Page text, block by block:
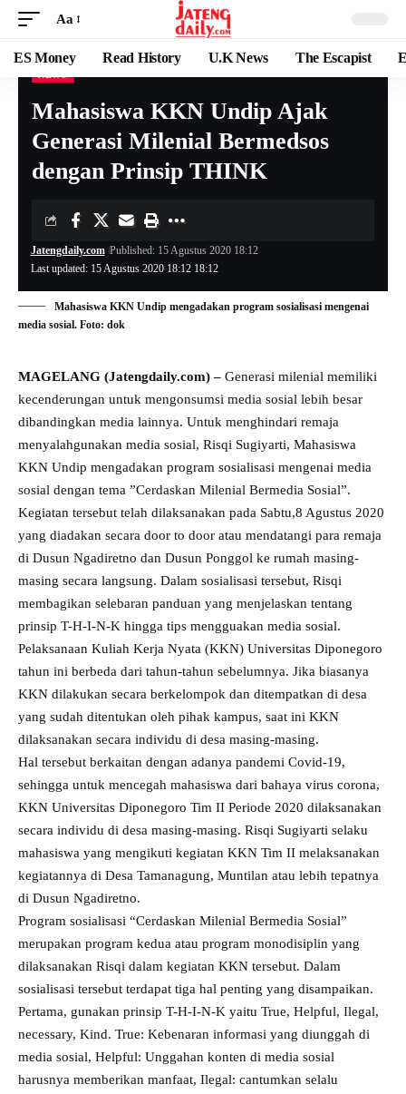
Aa
ES Money Read History U.K News The Escapist
Mahasiswa KKN Undip Ajak
Generasi Milenial Bermedsos
dengan Prinsip THINK
Last updated: 15 Agustus 2020 18:12 18:12
Jatengdaily.com Published: 15 Agustus 2020 18:12
Mahasiswa KKN Undip mengadakan program sosialisasi mengenai
media sosial. Foto: dok
MAGELANG (Jatengdaily.com) – Generasi milenial memiliki
kecenderungan untuk mengonsumsi media sosial lebih besar
dibandingkan media lainnya. Untuk menghindari remaja
menyalahgunakan media sosial, Risqi Sugiyarti, Mahasiswa
KKN Undip mengadakan program sosialisasi mengenai media
sosial dengan tema ”Cerdaskan Milenial Bermedia Sosial”.
Kegiatan tersebut telah dilaksanakan pada Sabtu,8 Agustus 2020
yang diadakan secara door to door atau mendatangi para remaja
di Dusun Ngadiretno dan Dusun Ponggol ke rumah masing-
masing secara langsung. Dalam sosialisasi tersebut, Risqi
membagikan selebaran panduan yang menjelaskan tentang
prinsip T-H-I-N-K hingga tips mengguakan media sosial.
Pelaksanaan Kuliah Kerja Nyata (KKN) Universitas Diponegoro
tahun ini berbeda dari tahun-tahun sebelumnya. Jika biasanya
KKN dilakukan secara berkelompok dan ditempatkan di desa
yang sudah ditentukan oleh pihak kampus, saat ini KKN
dilaksanakan secara individu di desa masing-masing.
Hal tersebut berkaitan dengan adanya pandemi Covid-19,
sehingga untuk mencegah mahasiswa dari bahaya virus corona,
KKN Universitas Diponegoro Tim II Periode 2020 dilaksanakan
secara individu di desa masing-masing. Risqi Sugiyarti selaku
mahasiswa yang mengikuti kegiatan KKN Tim II melaksanakan
kegiatannya di Desa Tamanagung, Muntilan atau lebih tepatnya
di Dusun Ngadiretno.
Program sosialisasi “Cerdaskan Milenial Bermedia Sosial”
merupakan program kedua atau program monodisiplin yang
dilaksanakan Risqi dalam kegiatan KKN tersebut. Dalam
sosialisasi tersebut terdapat tiga hal penting yang disampaikan.
Pertama, gunakan prinsip T-H-I-N-K yaitu True, Helpful, Ilegal,
necessary, Kind. True: Kebenaran informasi yang diunggah di
media sosial, Helpful: Unggahan konten di media sosial
harusnya memberikan manfaat, Ilegal: cantumkan selalu